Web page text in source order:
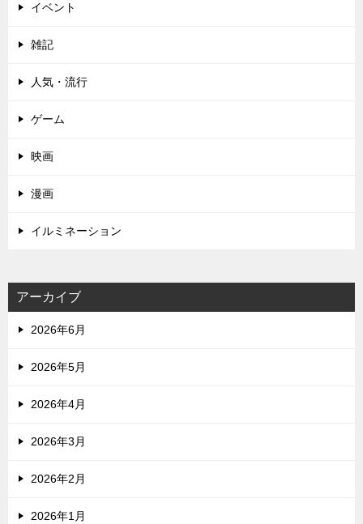
イベント
雑記
人気・流行
ゲーム
映画
漫画
イルミネーション
アーカイブ
2026年6月
2026年5月
2026年4月
2026年3月
2026年2月
2026年1月